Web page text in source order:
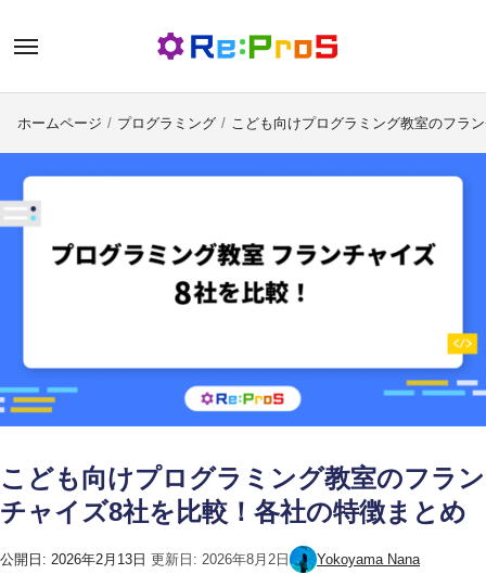
容
プ
ホームページ プログラミング こども向けプログラミング教室のフラ
こども向けプログラミング教室のフラン
チャイズ8社を比較！各社の特徴まとめ
公開日: 2026年2月13日 更新日: 2026年8月2日 Yokoyama Nana